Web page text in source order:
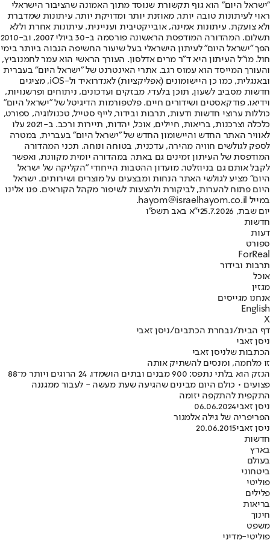
"ישראל היום" הוא גוף תקשורת שנוסד מתוך האמונה שהציבור הישראלי
ראוי לעיתונות טובה יותר, מאוזנת יותר ומדויקת יותר. עיתונות שמדברת
ולא צועקת. עיתונות אמינה, אובייקטיבית ועניינית. עיתונות אחרת וללא
תשלום. המהדורה המודפסת הראשונה פורסמה ב-30 ביולי 2007, וב-2010
הפך "ישראל היום" לעיתון הישראלי בעל שיעור החשיפה הגבוה ביותר בימי
חול. מו"ל העיתון היא ד"ר מרים אדלסון. העורך הראשי הוא עמר לחמנוביץ,
והעורך המייסד הוא עמוס רגב. אתרי האינטרנט של "ישראל היום" בעברית
ובאנגלית, כמו כן היישומונים (אפליקציות) לאנדרואיד ול-iOS, מציגים
חדשות מסביב לשעון, תוכן בלעדי, מבזקים ועדכונים, ניתוחים ופרשנויות,
וידיאו, פודקאסטים ושידורים חיים. פלטפורמות הדיגיטל של "ישראל היום"
כוללות ערוצי חדשות ודעות, תרבות ובידור, לייף סטייל, טכנולוגיה, ספורט,
כלכלה וצרכנות, בריאות, חיילים, אוכל, יהדות, תיירות ורכב. ב-2021 עלו
לאוויר האתר החדש והיישומון החדש של "ישראל היום" בעברית, במטרה
לספק לגולשים חוויה מהירה, עדכנית, בטוחה ונוחה. תכני המהדורה
המודפסת של העיתון זמינים גם באתר, במהדורה יומית מקוונת, ואפשר
לקבל אותם גם בניוזלטר. מועדון ההטבות הייחודי "הקליקה של ישראל
היום" מציע לגולשי האתר הנחות ומבצעים על מוצרים ושירותים. ישראל
היום פתוח להערות, לביקורת ולהצעות לשיפור מקהל הקוראים. פנו אלינו
במייל hayom@israelhayom.co.il.
יום שבת, 25.7.2026
י"א באב תשפ"ו
חדשות
דעות
ספורט
ForReal
תרבות ובידור
אוכל
מגזין
אנחנו מגייסים
English
X
דף הבית/נבחרת הכתבים/ניסן זאבי
ניסן זאבי
הכתבות שלניסן זאבי
זו מלחמה, ומנסים להשתיק אותה
הנזק הוא בלתי נתפס: 900 מבנים ובתים הושמדו, 24 הרוגים ויותר מ־88
פצועים • כולם היום מבינים שהגיעה שעת מעשה - לעבור ממגננה
התקפית להתקפה יזומה
ניסן זאבי06.06.2024
הפריפריה של גילה אלמגור
ניסן זאבי20.06.2015
חדשות
בארץ
בעולם
ביטחוני
פוליטי
פלילים
בריאות
חינוך
משפט
פוליטי-מדיני